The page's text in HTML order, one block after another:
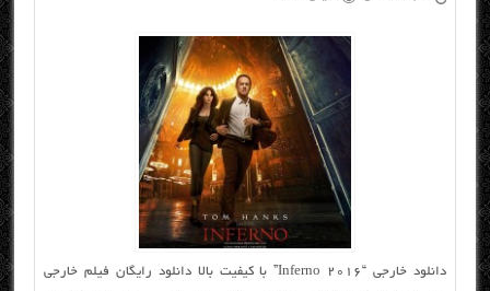
دانلود خارجی “Inferno 2016” با کیفیت بالا دانلود رایگان فیلم خارجی